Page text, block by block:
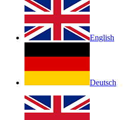
English
Deutsch